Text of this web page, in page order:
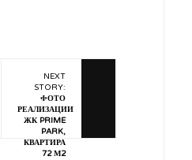
NEXT
STORY:
ФОТО
РЕАЛИЗАЦИИ
ЖК PRIME
PARK,
КВАРТИРА
72 М2